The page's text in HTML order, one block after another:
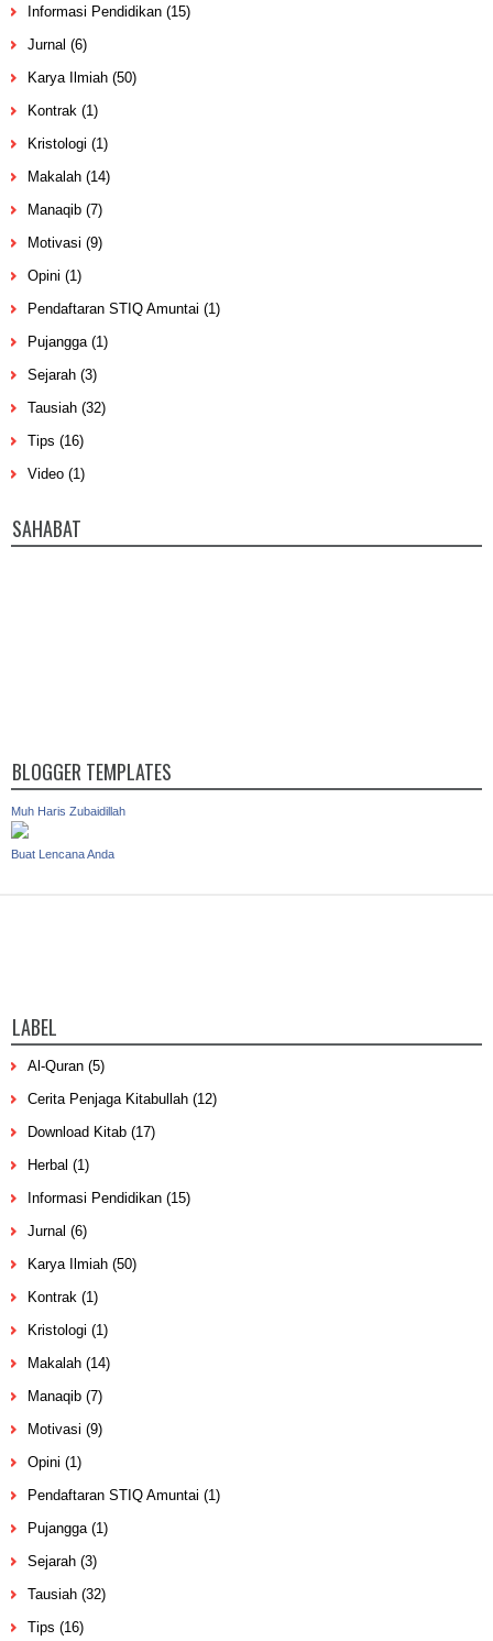
Informasi Pendidikan (15)
Jurnal (6)
Karya Ilmiah (50)
Kontrak (1)
Kristologi (1)
Makalah (14)
Manaqib (7)
Motivasi (9)
Opini (1)
Pendaftaran STIQ Amuntai (1)
Pujangga (1)
Sejarah (3)
Tausiah (32)
Tips (16)
Video (1)
SAHABAT
BLOGGER TEMPLATES
Muh Haris Zubaidillah
Buat Lencana Anda
LABEL
Al-Quran (5)
Cerita Penjaga Kitabullah (12)
Download Kitab (17)
Herbal (1)
Informasi Pendidikan (15)
Jurnal (6)
Karya Ilmiah (50)
Kontrak (1)
Kristologi (1)
Makalah (14)
Manaqib (7)
Motivasi (9)
Opini (1)
Pendaftaran STIQ Amuntai (1)
Pujangga (1)
Sejarah (3)
Tausiah (32)
Tips (16)